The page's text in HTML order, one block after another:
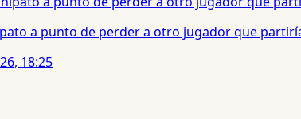
a punto de perder a otro jugador que
18:25